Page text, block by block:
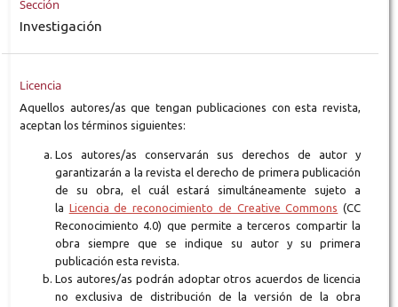
Sección
Investigación
Licencia
Aquellos autores/as que tengan publicaciones con esta revista,
aceptan los términos siguientes:
Los autores/as conservarán sus derechos de autor y
garantizarán a la revista el derecho de primera publicación
de su obra, el cuál estará simultáneamente sujeto a
la Licencia de reconocimiento de Creative Commons (CC
Reconocimiento 4.0) que permite a terceros compartir la
obra siempre que se indique su autor y su primera
publicación esta revista.
Los autores/as podrán adoptar otros acuerdos de licencia
no exclusiva de distribución de la versión de la obra